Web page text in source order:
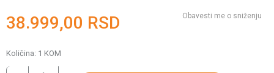
38.999,00 RSD Obavesti me o sniženju
Količina: 1 KOM